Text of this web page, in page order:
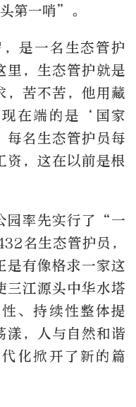
第一哨”。
是一名生态管护
里，生态管护就是
，苦不苦，他用藏
在端的是‘国家
名生态管护员每
资，这在以前是根
园率先实行了“一
名生态管护员，
是有像格求一家这
三江源头中华水塔
、持续性整体提
漾，人与自然和谐
化掀开了新的篇